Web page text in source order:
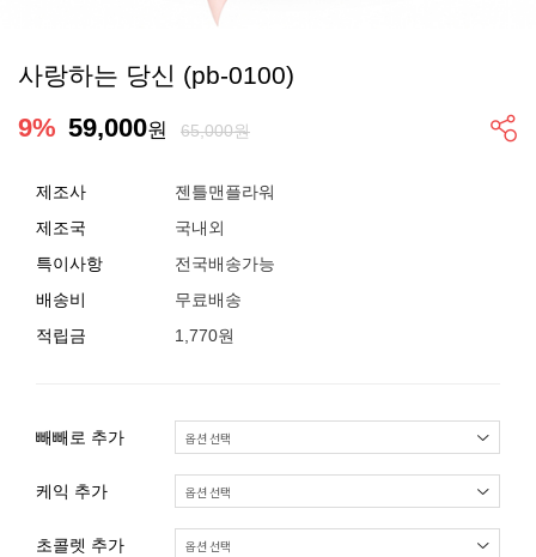
사랑하는 당신 (pb-0100)
9% 59,000원 65,000원
제조사
젠틀맨플라워
제조국
국내외
특이사항
전국배송가능
배송비
무료배송
적립금
1,770원
빼빼로 추가
케익 추가
초콜렛 추가